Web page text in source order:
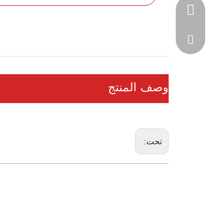
وصف المنتج
تحت:
+86-